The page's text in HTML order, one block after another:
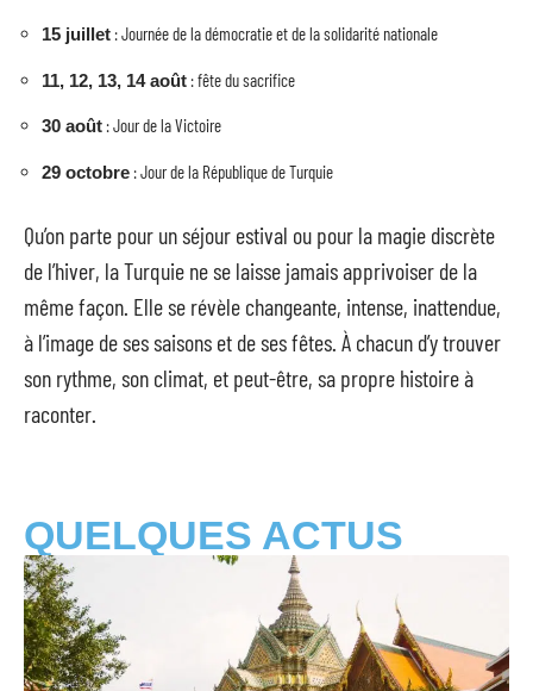
15 juillet : Journée de la démocratie et de la solidarité nationale
11, 12, 13, 14 août : fête du sacrifice
30 août : Jour de la Victoire
29 octobre : Jour de la République de Turquie
Qu’on parte pour un séjour estival ou pour la magie discrète
de l’hiver, la Turquie ne se laisse jamais apprivoiser de la
même façon. Elle se révèle changeante, intense, inattendue,
à l’image de ses saisons et de ses fêtes. À chacun d’y trouver
son rythme, son climat, et peut-être, sa propre histoire à
raconter.
QUELQUES ACTUS